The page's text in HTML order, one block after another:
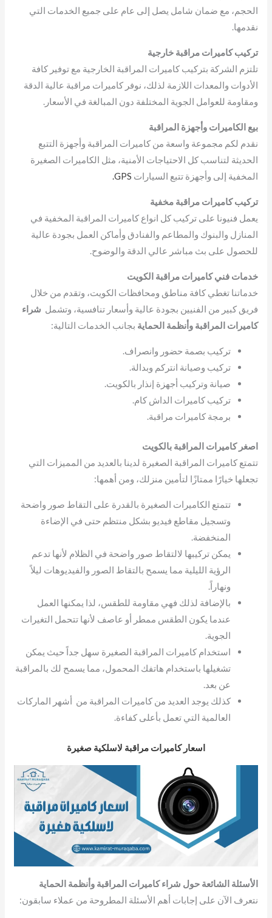
الحجم، مع ضمان شامل يصل إلى عام على جميع الخدمات التي
نقدمها.
تركيب كاميرات مراقبة خارجية
تلتزم الشركة بتركيب كاميرات المراقبة الخارجية مع توفير كافة
الأدوات والمعدات اللازمة لذلك، نوفر كاميرات مراقبة عالية الدقة
ومقاومة للعوامل الجوية المختلفة دون المبالغة في الأسعار.
بيع الكاميرات وأجهزة المراقبة
نقدم لكم مجموعة واسعة من كاميرات المراقبة وأجهزة التتبع
الحديثة لتناسب كل الاحتياجات الأمنية، مثل الكاميرات الصغيرة
المخفية إلى وأجهزة تتبع السيارات GPS.
تركيب كاميرات مراقبة مخفية
يعمل فنيونا على تركيب كل انواع كاميرات المراقبة المخفية في
المنازل والبنوك والمطاعم والفنادق وأماكن العمل بجودة عالية
للحصول على بث مباشر عالي الدقة والوضوح.
خدمات فني كاميرات مراقبة الكويت
خدماتنا تغطي كافة مناطق ومحافظات الكويت، وتقدم من خلال
فريق كبير من الفنيين بجودة عالية وأسعار تنافسية، وتشمل شراء
كاميرات المراقبة وأنظمة الحماية بجانب الخدمات التالية:
تركيب بصمة حضور وانصراف.
تركيب وصيانة انتركم وبدالة.
صيانة وتركيب أجهزة إنذار بالكويت.
تركيب كاميرات الداش كام.
برمجة كاميرات مراقبة.
اصغر كاميرات المراقبة بالكويت
تتمتع كاميرات المراقبة الصغيرة لدينا بالعديد من المميزات التي
تجعلها خيارًا ممتازًا لتأمين منزلك، ومن أهمها:
تتمتع الكاميرات الصغيرة بالقدرة على التقاط صور واضحة
وتسجيل مقاطع فيديو بشكل منتظم حتى في الإضاءة
المنخفضة.
يمكن تركيبها لالتقاط صور واضحة في الظلام لأنها تدعم
الرؤية الليلية مما يسمح بالتقاط الصور والفيديوهات ليلاً
ونهاراً.
بالإضافة لذلك فهي مقاومة للطقس، لذا يمكنها العمل
عندما يكون الطقس ممطر أو عاصف لأنها تتحمل التغيرات
الجوية.
استخدام كاميرات المراقبة الصغيرة سهل جداً حيث يمكن
تشغيلها باستخدام هاتفك المحمول، مما يسمح لك بالمراقبة
عن بعد.
كذلك يوجد العديد من كاميرات المراقبة من أشهر الماركات
العالمية التي تعمل بأعلى كفاءة.
اسعار كاميرات مراقبة لاسلكية صغيرة
الأسئلة الشائعة حول شراء كاميرات المراقبة وأنظمة الحماية
نتعرف الآن على إجابات أهم الأسئلة المطروحة من عملاء سابقون: